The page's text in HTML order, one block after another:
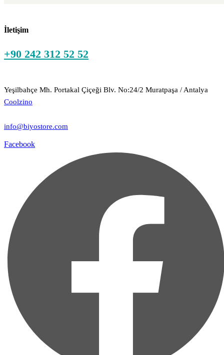
İletişim
+90 242 312 52 52
Yeşilbahçe Mh. Portakal Çiçeği Blv. No:24/2 Muratpaşa / Antalya
Coolzino
info@biyostore.com
Facebook